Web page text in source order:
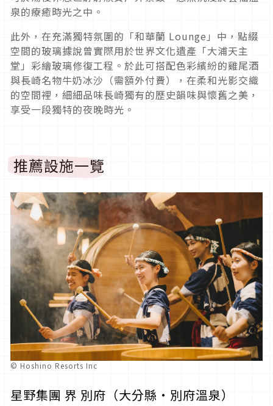
泉的療癒時光之中。
此外，在充滿獨特氛圍的「和華蘭 Lounge」中，點綴
空間的玻璃據說曾實際用於世界文化遺產「大浦天主
堂」彩繪玻璃修復工程。於此可搭配色彩繽紛的雞尾酒
與長崎名物牛奶冰沙（需額外付費），在柔和光影交織
的空間裡，細細品味長崎獨有的歷史韻味與懷舊之美，
享受一段獨特的夜晚時光。
推薦設施一覽
© Hoshino Resorts Inc
星野集團 界 別府（大分縣・別府溫泉）